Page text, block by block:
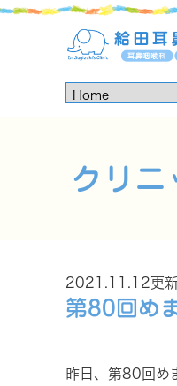
クリニ
2021.11.12更
第80回め
昨日、第80回め